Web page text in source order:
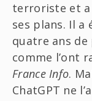
terroriste et a
ses plans. Il a
quatre ans
comme l’ont
France Info.
ChatGPT ne